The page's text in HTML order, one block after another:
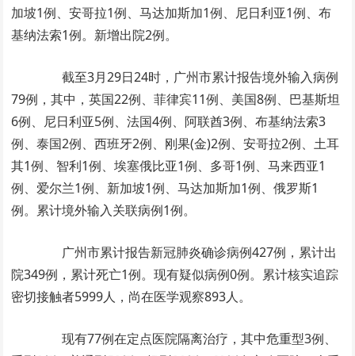
加坡1例、安哥拉1例、马达加斯加1例、尼日利亚1例、布
基纳法索1例。新增出院2例。
截至3月29日24时，广州市累计报告境外输入病例
79例，其中，英国22例、菲律宾11例、美国8例、巴基斯坦
6例、尼日利亚5例、法国4例、阿联酋3例、布基纳法索3
例、泰国2例、西班牙2例、刚果(金)2例、安哥拉2例、土耳
其1例、智利1例、埃塞俄比亚1例、多哥1例、马来西亚1
例、爱尔兰1例、新加坡1例、马达加斯加1例、俄罗斯1
例。累计境外输入关联病例1例。
广州市累计报告新冠肺炎确诊病例427例，累计出
院349例，累计死亡1例。现有疑似病例0例。累计核实追踪
密切接触者5999人，尚在医学观察893人。
现有77例在定点医院隔离治疗，其中危重型3例、